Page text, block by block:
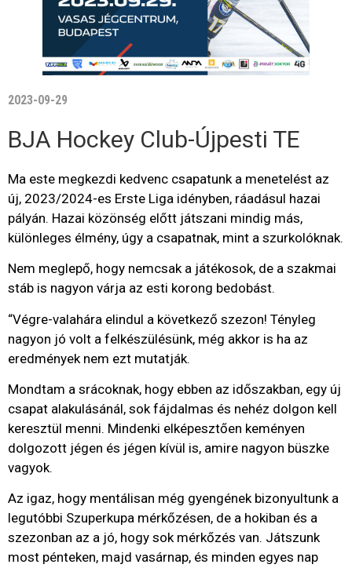
2023-09-29
BJA Hockey Club-Újpesti TE
Ma este megkezdi kedvenc csapatunk a menetelést az
új, 2023/2024-es Erste Liga idényben, ráadásul hazai
pályán. Hazai közönség előtt játszani mindig más,
különleges élmény, úgy a csapatnak, mint a szurkolóknak.
Nem meglepő, hogy nemcsak a játékosok, de a szakmai
stáb is nagyon várja az esti korong bedobást.
“Végre-valahára elindul a következő szezon! Tényleg
nagyon jó volt a felkészülésünk, még akkor is ha az
eredmények nem ezt mutatják.
Mondtam a srácoknak, hogy ebben az időszakban, egy új
csapat alakulásánál, sok fájdalmas és nehéz dolgon kell
keresztül menni. Mindenki elképesztően keményen
dolgozott jégen és jégen kívül is, amire nagyon büszke
vagyok.
Az igaz, hogy mentálisan még gyengének bizonyultunk a
legutóbbi Szuperkupa mérkőzésen, de a hokiban és a
szezonban az a jó, hogy sok mérkőzés van. Játszunk
most pénteken, majd vasárnap, és minden egyes nap